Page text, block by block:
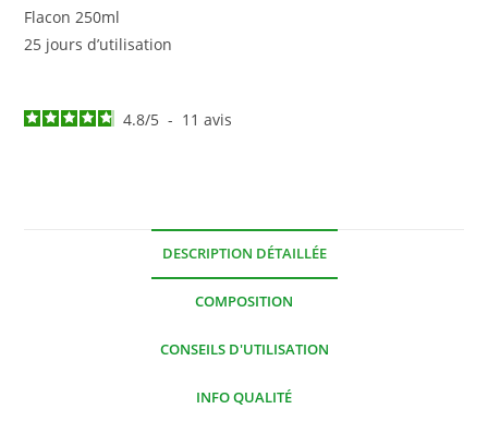
Flacon 250ml
25 jours d’utilisation
4.8/5 - 11avis
DESCRIPTION DÉTAILLÉE
COMPOSITION
CONSEILS D'UTILISATION
INFO QUALITÉ